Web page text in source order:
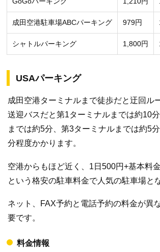
成田空港駐車場ABCパーキング 979円
シャトルパーキング 1,800円
USAパーキング
成田空港ターミナルまで徒歩だと迂回ル
送迎バスだと第1ターミナルまでは約10
までは約5分、第3ターミナルまでは約5
分程度かかります。
空港からもほど近く、1日500円+基本料
という格安の駐車料金で人気の駐車場と
ネット、FAX予約と電話予約の料金が異
要です。
料金情報